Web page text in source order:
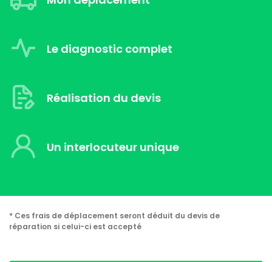
Le diagnostic complet
Réalisation du devis
Un interlocuteur unique
* Ces frais de déplacement seront déduit du devis de
réparation si celui-ci est accepté